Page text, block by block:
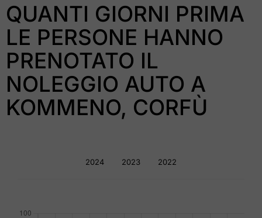
QUANTI GIORNI PRIMA
LE PERSONE HANNO
PRENOTATO IL
NOLEGGIO AUTO A
KOMMENO, CORFÙ
2024 2023 2022